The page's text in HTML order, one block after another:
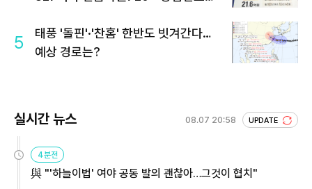
5
태풍 '돌핀'·'찬홈' 한반도 빗겨간다…
예상 경로는?
실시간 뉴스 08.07 20:58 UPDATE
4분전
與 "'하늘이법' 여야 공동 발의 괜찮아…그것이 협치"